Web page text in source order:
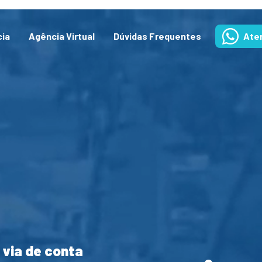
Agência Virtual Dúvidas Frequentes
via de conta